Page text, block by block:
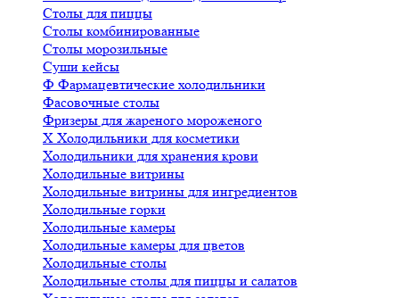
Столы для пиццы
Столы комбинированные
Столы морозильные
Суши кейсы
Ф Фармацевтические холодильники
Фасовочные столы
Фризеры для жареного мороженого
Х Холодильники для косметики
Холодильники для хранения крови
Холодильные витрины
Холодильные витрины для ингредиентов
Холодильные горки
Холодильные камеры
Холодильные камеры для цветов
Холодильные столы
Холодильные столы для пиццы и салатов